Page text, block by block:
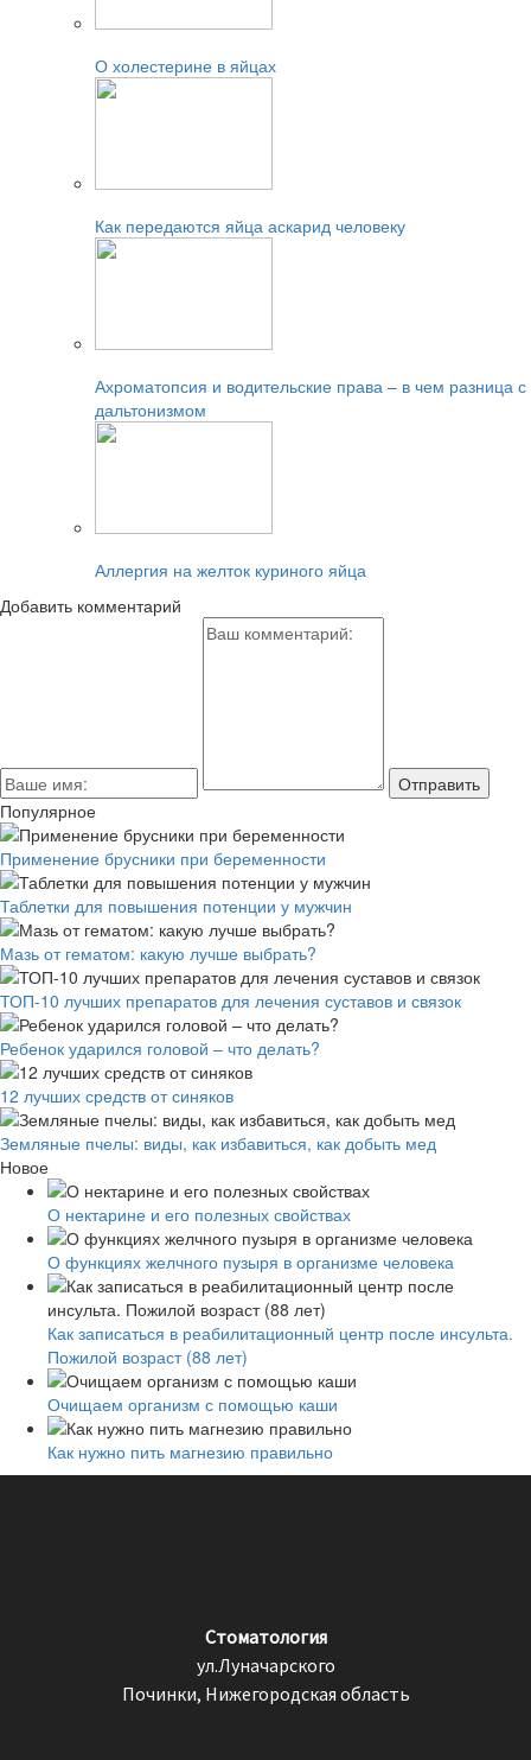
О холестерине в яйцах
Как передаются яйца аскарид человеку
Ахроматопсия и водительские права – в чем разница с
дальтонизмом
Аллергия на желток куриного яйца
Добавить комментарий
Популярное
Применение брусники при беременности
Таблетки для повышения потенции у мужчин
Мазь от гематом: какую лучше выбрать?
ТОП-10 лучших препаратов для лечения суставов и связок
Ребенок ударился головой – что делать?
12 лучших средств от синяков
Земляные пчелы: виды, как избавиться, как добыть мед
Новое
О нектарине и его полезных свойствах
О функциях желчного пузыря в организме человека
Как записаться в реабилитационный центр после инсульта.
Пожилой возраст (88 лет)
Очищаем организм с помощью каши
Как нужно пить магнезию правильно
Стоматология
ул.Луначарского
Починки, Нижегородская область